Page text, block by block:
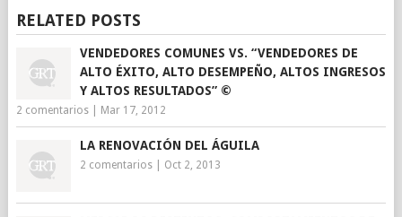
RELATED POSTS
VENDEDORES COMUNES VS. “VENDEDORES DE
ALTO ÉXITO, ALTO DESEMPEÑO, ALTOS INGRESOS
Y ALTOS RESULTADOS” ©
2 comentarios| Mar 17, 2012
LA RENOVACIÓN DEL ÁGUILA
2 comentarios| Oct 2, 2013